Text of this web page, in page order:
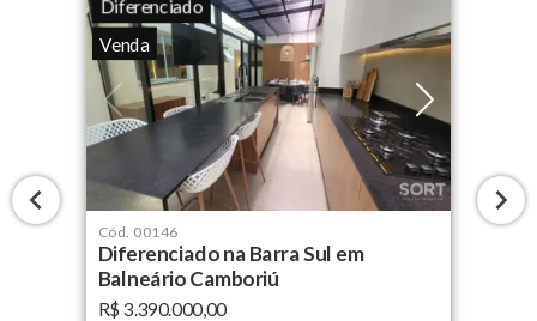
Diferenciado
Venda
Cód. 00146
Diferenciado na Barra Sul em
Balneário Camboriú
R$ 3.390.000,00